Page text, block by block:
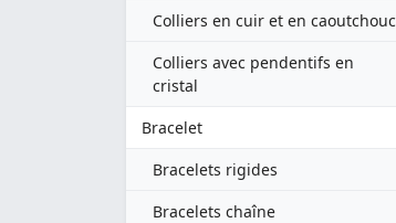
Colliers en cuir et en caoutchouc
Colliers avec pendentifs en
cristal
Bracelet
Bracelets rigides
Bracelets chaîne